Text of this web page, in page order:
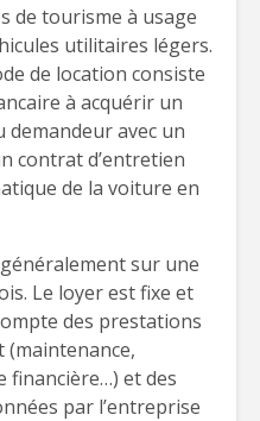
de tourisme à usage
utilitaires légers.
de location consiste
à acquérir un
demandeur avec un
contrat d’entretien
de la voiture en
sur une
Le loyer est fixe et
des prestations
(maintenance,
financière…) et des
par l’entreprise